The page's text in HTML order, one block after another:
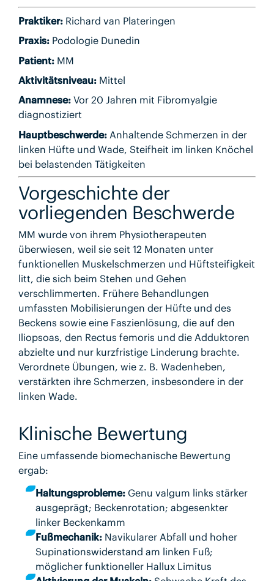
Praktiker:Richard van Plateringen
Praxis:Podologie Dunedin
Patient:MM
Aktivitätsniveau:Mittel
Anamnese:Vor 20 Jahren mit Fibromyalgie
diagnostiziert
Hauptbeschwerde:Anhaltende Schmerzen in der
linken Hüfte und Wade, Steifheit im linken Knöchel
bei belastenden Tätigkeiten
Vorgeschichte der
vorliegenden Beschwerde
MM wurde von ihrem Physiotherapeuten
überwiesen, weil sie seit 12 Monaten unter
funktionellen Muskelschmerzen und Hüftsteifigkeit
litt, die sich beim Stehen und Gehen
verschlimmerten. Frühere Behandlungen
umfassten Mobilisierungen der Hüfte und des
Beckens sowie eine Faszienlösung, die auf den
Iliopsoas, den Rectus femoris und die Adduktoren
abzielte und nur kurzfristige Linderung brachte.
Verordnete Übungen, wie z. B. Wadenheben,
verstärkten ihre Schmerzen, insbesondere in der
linken Wade.
Klinische Bewertung
Eine umfassende biomechanische Bewertung
ergab:
Haltungsprobleme: Genu valgum links stärker
ausgeprägt; Beckenrotation; abgesenkter
linker Beckenkamm
Fußmechanik: Navikularer Abfall und hoher
Supinationswiderstand am linken Fuß;
möglicher funktioneller Hallux Limitus